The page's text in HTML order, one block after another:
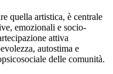
quella artistica, è centrale
emozionali e socio-
attiva
autostima e
delle comunità.